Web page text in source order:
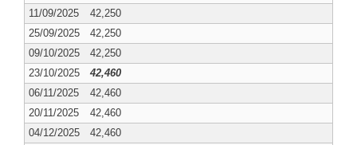
11/09/2025
42,250
25/09/2025
42,250
09/10/2025
42,250
23/10/2025
42,460
06/11/2025
42,460
20/11/2025
42,460
04/12/2025
42,460